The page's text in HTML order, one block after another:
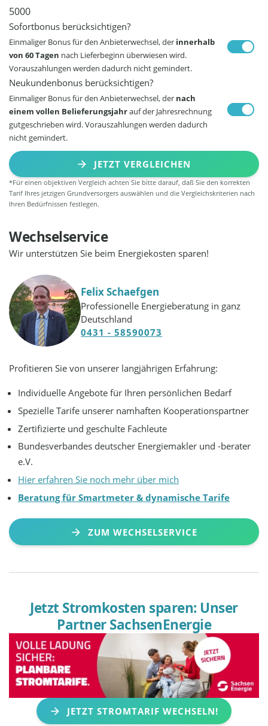
Sofortbonus berücksichtigen?
Einmaliger Bonus für den Anbieterwechsel, der innerhalb
von 60 Tagen nach Lieferbeginn überwiesen wird.
Vorauszahlungen werden dadurch nicht gemindert.
Neukundenbonus berücksichtigen?
Einmaliger Bonus für den Anbieterwechsel, der nach
einem vollen Belieferungsjahrauf der Jahresrechnung
gutgeschrieben wird. Vorauszahlungen werden dadurch
nicht gemindert.
JETZT VERGLEICHEN
*Für einen objektiven Vergleich achten Sie bitte darauf, daß Sie den korrekten
Tarif Ihres jetzigen Grundversorgers auswählen und die Vergleichskriterien nach
Ihren Bedürfnissen festlegen.
Wechselservice
Wir unterstützen Sie beim Energiekosten sparen!
Felix Schaefgen
Professionelle Energieberatung in ganz
Deutschland
0431 - 58590073
Profitieren Sie von unserer langjährigen Erfahrung:
Individuelle Angebote für Ihren persönlichen Bedarf
Spezielle Tarife unserer namhaften Kooperationspartner
Zertifizierte und geschulte Fachleute
Bundesverbandes deutscher Energiemakler und -berater
e.V.
Hier erfahren Sie noch mehr über mich
Beratung für Smartmeter & dynamische Tarife
ZUM WECHSELSERVICE
Jetzt Stromkosten sparen: Unser
Partner SachsenEnergie
JETZT STROMTARIF WECHSELN!